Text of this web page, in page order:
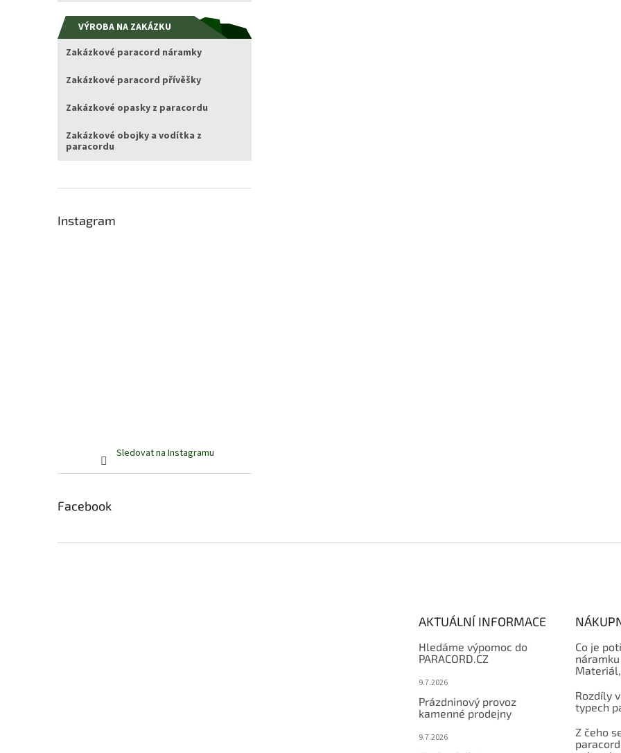
VÝROBA NA ZAKÁZKU
Zakázkové paracord náramky
Zakázkové paracord přívěšky
Zakázkové opasky z paracordu
Zakázkové obojky a vodítka z
paracordu
Instagram
Sledovat na Instagramu
Facebook
AKTUÁLNÍ INFORMACE
Hledáme výpomoc do
PARACORD.CZ
9.7.2026
Prázdninový provoz
kamenné prodejny
9.7.2026
Co je
Rozdíly
typech
Z čeho